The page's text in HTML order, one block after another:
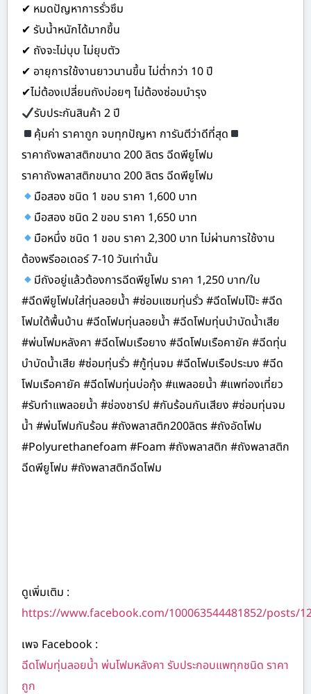
✔ หมดปัญหาการรั่วซึม
✔ รับน้ำหนักได้มากขึ้น
✔ ถังจะไม่บุบ ไม่ยุบตัว
✔ อายุการใช้งานยาวนานขึ้น ไม่ต่ำกว่า 10 ปี
✔ไม่ต้องเปลี่ยนถังบ่อยๆ ไม่ต้องซ่อมบำรุง
รับประกันสินค้า 2 ปี
คุ้มค่า ราคาถูก จบทุกปัญหา การันตีว่าดีที่สุด
ราคาถังพลาสติกขนาด 200 ลิตร ฉีดพียูโฟม
ราคาถังพลาสติกขนาด 200 ลิตร ฉีดพียูโฟม
มือสอง ชนิด 1 ขอบ ราคา 1,600 บาท
มือสอง ชนิด 2 ขอบ ราคา 1,650 บาท
มือหนึ่ง ชนิด 1 ขอบ ราคา 2,300 บาท ไม่ผ่านการใช้งาน
ต้องพรีออเดอร์ 7-10 วันเท่านั้น
มีถังอยู่แล้วต้องการฉีดพียูโฟม ราคา 1,250 บาท/ใบ
#ฉีดพียูโฟมใส่ทุ่นลอยน้ำ #ซ่อมแซมทุ่นรั่ว #ฉีดโฟมโป๊ะ #ฉีด
โฟมใต้พื้นบ้าน #ฉีดโฟมทุ่นลอยน้ำ #ฉีดโฟมทุ่นบำบัดน้ำเสีย
#พ่นโฟมหลังคา #ฉีดโฟมเรือยาง #ฉีดโฟมเรือคายัค #ฉีดทุ่น
บำบัดน้ำเสีย #ซ่อมทุ่นรั่ว #กู้ทุ่นจม #ฉีดโฟมเรือประมง #ฉีด
โฟมเรือคายัค #ฉีดโฟมทุ่นบ่อกุ้ง #แพลอยน้ำ #แพท่องเที่ยว
#รับทำแพลอยน้ำ #ช่องชาร์ป #กันร้อนกันเสียง #ซ่อมทุ่นจม
น้ำ #พ่นโฟมกันร้อน #ถังพลาสติก200ลิตร #ถังอัดโฟม
#Polyurethanefoam #Foam #ถังพลาสติก #ถังพลาสติก
ฉีดพียูโฟม #ถังพลาสติกฉีดโฟม
ดูเพิ่มเติม :
https://www.facebook.com/100063544481852/posts/
เพจ Facebook :
ฉีดโฟมทุ่นลอยน้ำ พ่นโฟมหลังคา รับประกอบแพทุกชนิด ราคา
ถูก